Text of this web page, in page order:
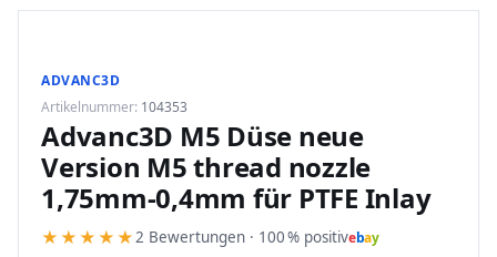
Advanc3D M5 Düse neue
Version M5 thread nozzle
1,75mm-0,4mm für PTFE Inlay
★ ★ ★ ★ ★2 Bewertungen · 100 % positivebay
Artikelnummer: 104353
ADVANC3D